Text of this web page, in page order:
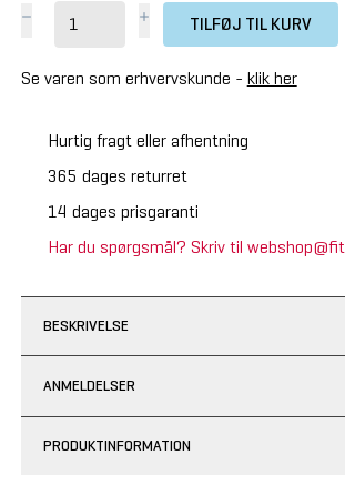
TILFØJ TIL KURV
Se varen som erhvervskunde - klik her
Hurtig fragt eller afhentning
365 dages returret
14 dages prisgaranti
Har du spørgsmål? Skriv til
BESKRIVELSE
ANMELDELSER
PRODUKTINFORMATION